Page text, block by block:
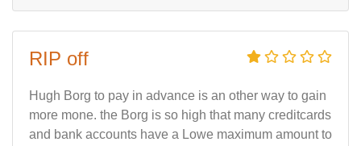
RIP off
Hugh Borg to pay in advance is an other way to gain
more mone. the Borg is so high that many creditcards
and bank accounts have a Lowe maximum amount to